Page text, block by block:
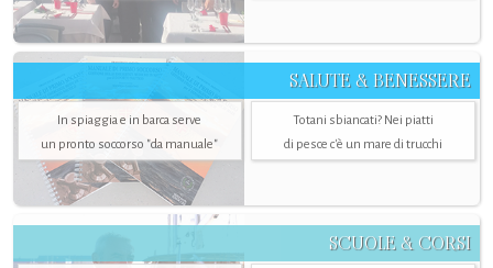
SALUTE & BENESSERE
In spiaggia e in barca serve
un pronto soccorso "da manuale"
Totani sbiancati? Nei piatti
di pesce c'è un mare di trucchi
SCUOLE & CORSI